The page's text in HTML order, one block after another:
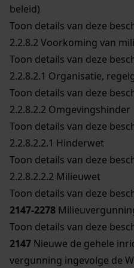
beleid)
Toon details van deze
2.2.8.2 Voorkoming van
Toon details van deze
2.2.8.2.1 Organisatie,
Toon details van deze
2.2.8.2.2 Omgevingshinder
Toon details van deze
2.2.8.2.2.1 Hinderwet
Toon details van deze
2.2.8.2.2.2 Milieuwet
Toon details van deze
2147-2278
Toon details van deze
2147 Nieuwe de gehele
vergunning ingevolge de